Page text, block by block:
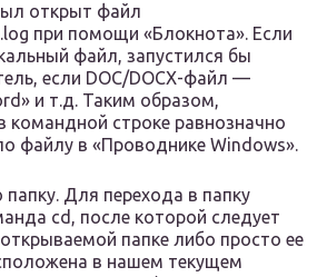
открыт файл
при помощи «Блокнота». Если
файл, запустился бы
если DOC/DOCX-файл —
и т.д. Таким образом,
командной строке равнозначно
файлу в «Проводнике Windows».
Для перехода в папку
cd, после которой следует
папке либо просто ее
в нашем текущем